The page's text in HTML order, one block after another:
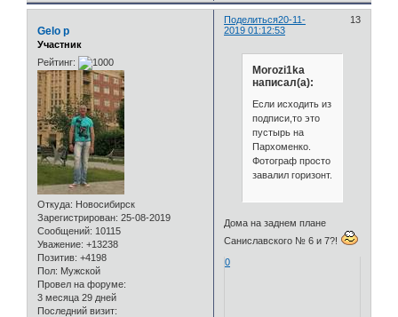
Поделиться 13
20-11-
2019 01:12:53
Gelo p
Участник
Рейтинг:
Откуда: Новосибирск
Зарегистрирован: 25-08-2019
Сообщений: 10115
Уважение: +13238
Позитив: +4198
Пол: Мужской
Провел на форуме:
3 месяца 29 дней
Последний визит:
Morozi1ka
написал(а):
Если исходить из
подписи,то это
пустырь на
Пархоменко.
Фотограф просто
завалил горизонт.
Дома на заднем плане
Саниславского № 6 и 7?!
0